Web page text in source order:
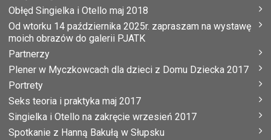
Obłęd Singielka i Otello maj 2018
Od wtorku 14 października 2025r. zapraszam na wystawę
moich obrazów do galerii PJATK
Partnerzy
Plener w Myczkowcach dla dzieci z Domu Dziecka 2017
Portrety
Seks teoria i praktyka maj 2017
Singielka i Otello na zakręcie wrzesień 2017
Spotkanie z Hanną Bakułą w Słupsku